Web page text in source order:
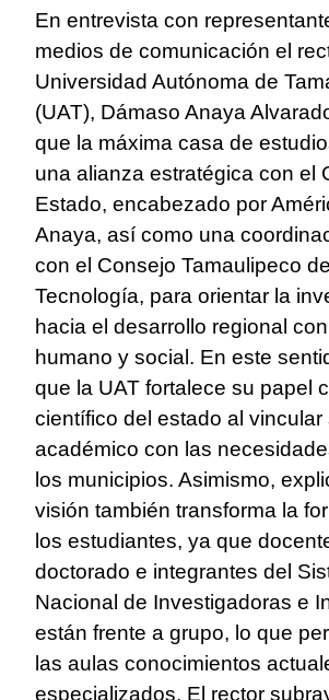
En entrevista con
medios de comunicación el
Universidad Autónoma de
(UAT), Dámaso Anaya
que la máxima casa de
una alianza estratégica con el
Estado, encabezado por
Anaya, así como una
con el Consejo Tamaulipeco
Tecnología, para orientar la
hacia el desarrollo regional
humano y social. En este
que la UAT fortalece su papel
científico del estado al vincular
académico con las
los municipios. Asimismo,
visión también transforma la
los estudiantes, ya que
doctorado e integrantes del
Nacional de Investigadoras e
están frente a grupo, lo que
las aulas conocimientos
especializados. El rector